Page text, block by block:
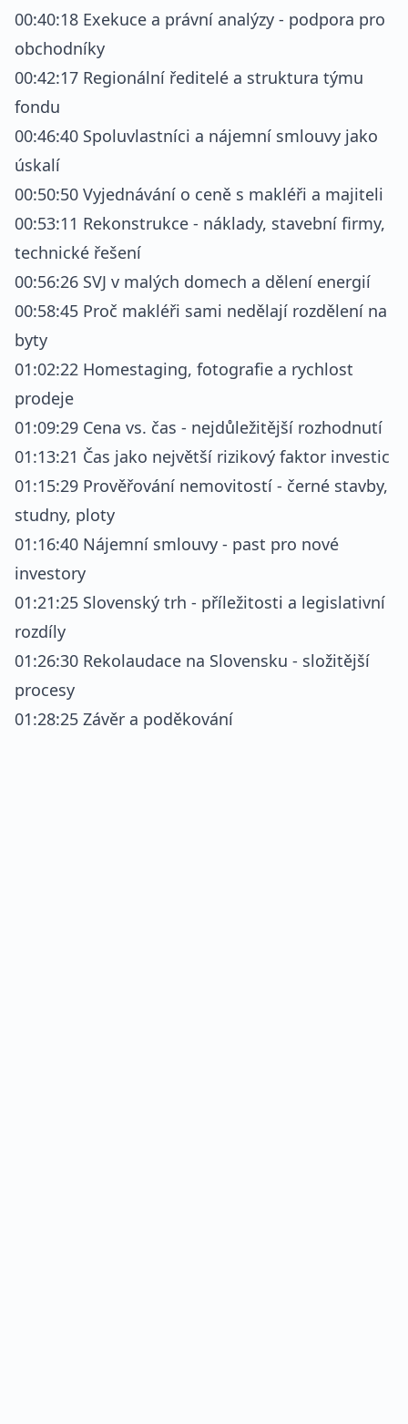
00:40:18 Exekuce a právní analýzy - podpora pro
obchodníky
00:42:17 Regionální ředitelé a struktura týmu
fondu
00:46:40 Spoluvlastníci a nájemní smlouvy jako
úskalí
00:50:50 Vyjednávání o ceně s makléři a majiteli
00:53:11 Rekonstrukce - náklady, stavební firmy,
technické řešení
00:56:26 SVJ v malých domech a dělení energií
00:58:45 Proč makléři sami nedělají rozdělení na
byty
01:02:22 Homestaging, fotografie a rychlost
prodeje
01:09:29 Cena vs. čas - nejdůležitější rozhodnutí
01:13:21 Čas jako největší rizikový faktor investic
01:15:29 Prověřování nemovitostí - černé stavby,
studny, ploty
01:16:40 Nájemní smlouvy - past pro nové
investory
01:21:25 Slovenský trh - příležitosti a legislativní
rozdíly
01:26:30 Rekolaudace na Slovensku - složitější
procesy
01:28:25 Závěr a poděkování